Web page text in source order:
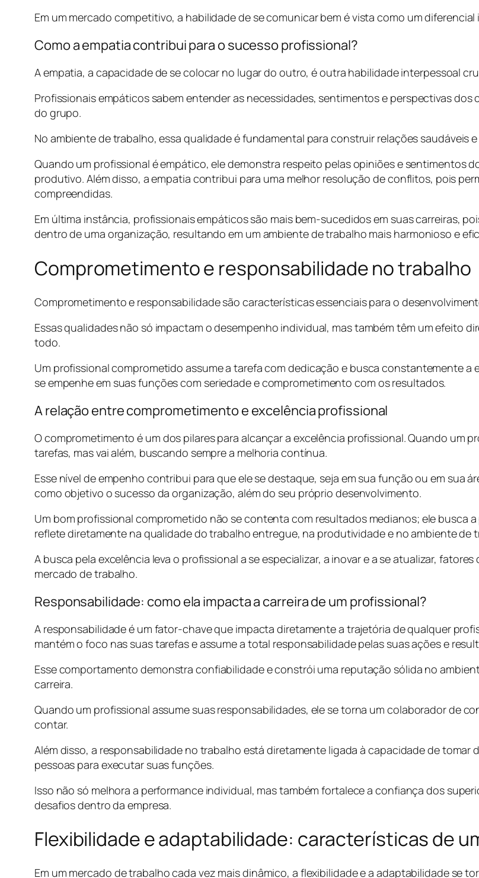
Em um mercado competitivo, a habilidade de se comunicar bem é vista como um
Como a empatia contribui para o sucesso profissional?
A empatia, a capacidade de se colocar no lugar do outro, é outra habilidade interpessoal
Profissionais empáticos sabem entender as necessidades, sentimentos e perspectivas
do grupo.
No ambiente de trabalho, essa qualidade é fundamental para construir relações saudáveis
Quando um profissional é empático, ele demonstra respeito pelas opiniões e sentimentos
produtivo. Além disso, a empatia contribui para uma melhor resolução de conflitos, pois
compreendidas.
Em última instância, profissionais empáticos são mais bem-sucedidos em suas carreiras,
dentro de uma organização, resultando em um ambiente de trabalho mais harmonioso e
Comprometimento e responsabilidade no trabalho
Comprometimento e responsabilidade são características essenciais para o
Essas qualidades não só impactam o desempenho individual, mas também têm um efeito
todo.
Um profissional comprometido assume a tarefa com dedicação e busca constantemente
se empenhe em suas funções com seriedade e comprometimento com os resultados.
A relação entre comprometimento e excelência profissional
O comprometimento é um dos pilares para alcançar a excelência profissional. Quando um
tarefas, mas vai além, buscando sempre a melhoria contínua.
Esse nível de empenho contribui para que ele se destaque, seja em sua função ou em sua
como objetivo o sucesso da organização, além do seu próprio desenvolvimento.
Um bom profissional comprometido não se contenta com resultados medianos; ele busca
reflete diretamente na qualidade do trabalho entregue, na produtividade e no ambiente de
A busca pela excelência leva o profissional a se especializar, a inovar e a se atualizar,
mercado de trabalho.
Responsabilidade: como ela impacta a carreira de um profissional?
A responsabilidade é um fator-chave que impacta diretamente a trajetória de qualquer
mantém o foco nas suas tarefas e assume a total responsabilidade pelas suas ações e
Esse comportamento demonstra confiabilidade e constrói uma reputação sólida no
carreira.
Quando um profissional assume suas responsabilidades, ele se torna um colaborador de
contar.
Além disso, a responsabilidade no trabalho está diretamente ligada à capacidade de tomar
pessoas para executar suas funções.
Isso não só melhora a performance individual, mas também fortalece a confiança dos
desafios dentro da empresa.
Flexibilidade e adaptabilidade: características de
Em um mercado de trabalho cada vez mais dinâmico, a flexibilidade e a adaptabilidade se